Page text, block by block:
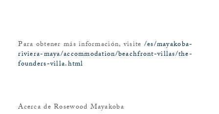
Para obtener más información, visite /es/mayakoba-
riviera-maya/accommodation/beachfront-villas/the-
founders-villa.html
Acerca de Rosewood Mayakoba